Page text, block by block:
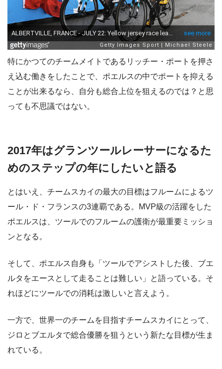
特にかつてのチームメイトであるリッチー・ポートを押さ
え込む働きをしたことで、ポエルスの中でポートを抑える
ことが出来るなら、自分も総合上位を狙えるのでは？と思
っても不思議ではない。
2017年はグランツールレーサーになるた
めのステップの年にしたいと語る
とはいえ、チームスカイの最大の目標はフルームによるツ
ール・ド・フランスの3連覇である。MVP級の活躍をした
ポエルスは、ツールでのフルームの護衛が最重要ミッショ
ンとなる。
そして、ポエルス自身も「ツールでアシストした後、ブエ
ルタをエースとして走ることは難しい」と語っている。そ
れほどにツールでの消耗は激しいと言えよう。
一方で、世界一のチームを目指すチームスカイにとって、
ジロとブエルタで総合優勝を狙うという新たな目標が生ま
れている。